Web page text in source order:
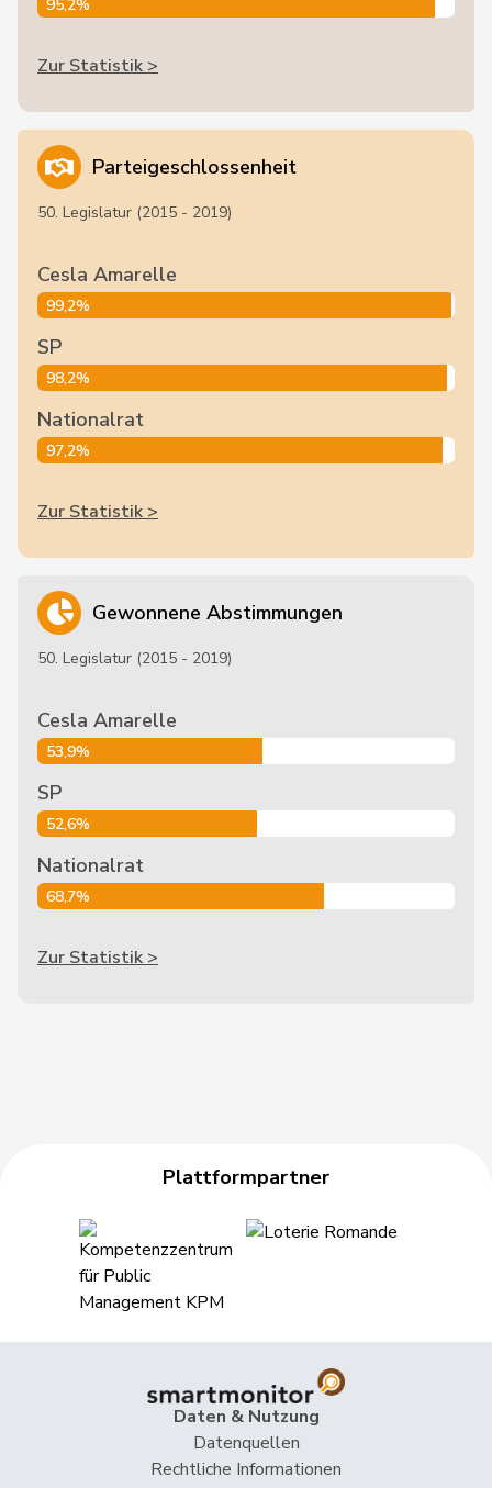
95,2%
Zur Statistik >
Parteigeschlossenheit
50. Legislatur (2015 - 2019)
Cesla Amarelle
99,2%
SP
98,2%
Nationalrat
97,2%
Zur Statistik >
Gewonnene Abstimmungen
50. Legislatur (2015 - 2019)
Cesla Amarelle
53,9%
SP
52,6%
Nationalrat
68,7%
Zur Statistik >
Plattformpartner
Daten & Nutzung
Datenquellen
Rechtliche Informationen